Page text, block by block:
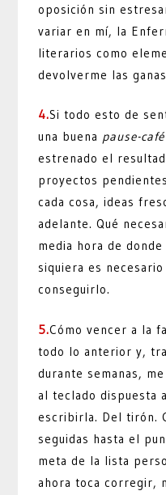
oposición sin
variar en mí, la
literarios como
devolverme las
4.Si todo esto de
una buena pause-café
estrenado el
proyectos
cada cosa, ideas
adelante. Qué
media hora de
siquiera es
conseguirlo.
5.Cómo vencer a la
todo lo anterior y,
durante semanas,
al teclado dispuesta
escribirla. Del tirón.
seguidas hasta el
meta de la lista
ahora toca corregir,